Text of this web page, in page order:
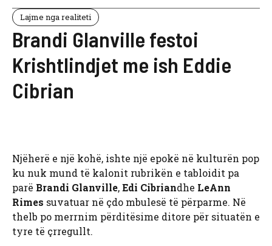
Lajme nga realiteti
Brandi Glanville festoi
Krishtlindjet me ish Eddie
Cibrian
Njëherë e një kohë, ishte një epokë në kulturën pop
ku nuk mund të kalonit rubrikën e tabloidit pa
parë Brandi Glanville,Edi Cibriandhe LeAnn
Rimes suvatuar në çdo mbulesë të përparme. Në
thelb po merrnim përditësime ditore për situatën e
tyre të çrregullt.